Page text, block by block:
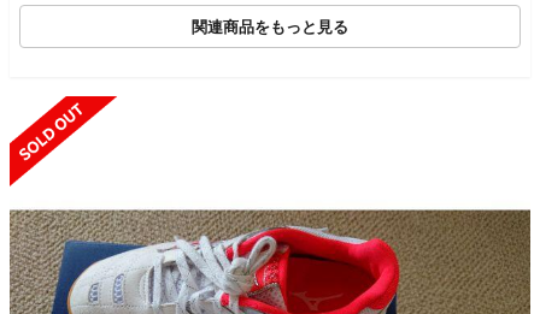
関連商品をもっと見る